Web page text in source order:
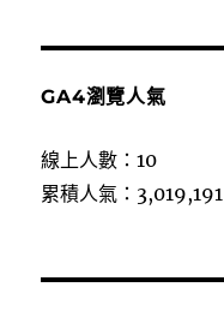
GA4瀏覽人氣
線上人數：10
累積人氣：3,019,191